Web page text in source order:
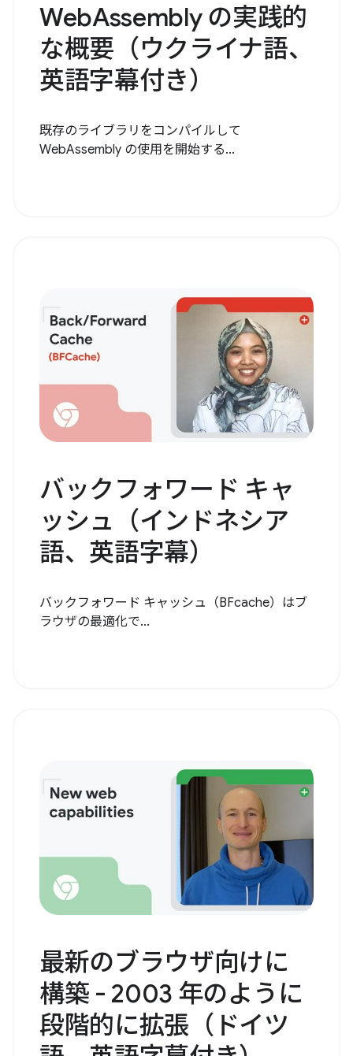
WebAssembly の実践的
な概要（ウクライナ語、
英語字幕付き）
既存のライブラリをコンパイルして
WebAssembly の使用を開始する...
バックフォワード キャ
ッシュ（インドネシア
語、英語字幕）
バックフォワード キャッシュ（BFcache）はブ
ラウザの最適化で...
最新のブラウザ向けに
構築 - 2003 年のように
段階的に拡張（ドイツ